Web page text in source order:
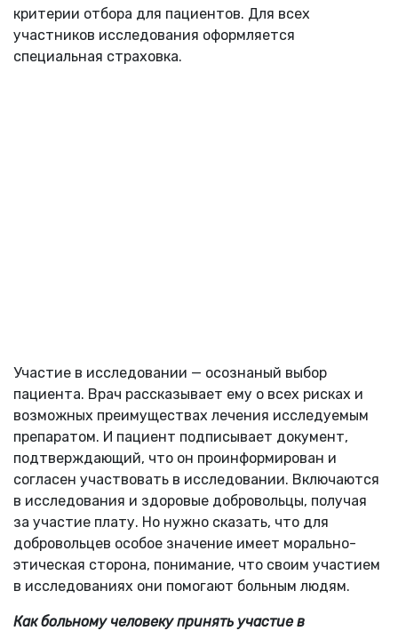
критерии отбора для пациентов. Для всех
участников исследования оформляется
специальная страховка.
Участие в исследовании — осознаный выбор
пациента. Врач рассказывает ему о всех рисках и
возможных преимуществах лечения исследуемым
препаратом. И пациент подписывает документ,
подтверждающий, что он проинформирован и
согласен участвовать в исследовании. Включаются
в исследования и здоровые добровольцы, получая
за участие плату. Но нужно сказать, что для
добровольцев особое значение имеет морально-
этическая сторона, понимание, что своим участием
в исследованиях они помогают больным людям.
Как больному человеку принять участие в